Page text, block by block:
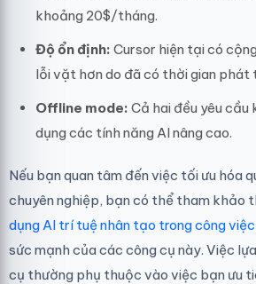
khoảng 20$/tháng.
Độ ổn định: Cursor hiện tại có
lỗi vặt hơn do đã có thời gian phát
Offline mode: Cả hai đều yêu
dụng các tính năng AI nâng cao.
Nếu bạn quan tâm đến việc tối ưu hóa
chuyên nghiệp, bạn có thể tham khảo
dụng AI trí tuệ nhân tạo trong công việc
sức mạnh của các công cụ này. Việc
cụ thường phụ thuộc vào việc bạn ưu